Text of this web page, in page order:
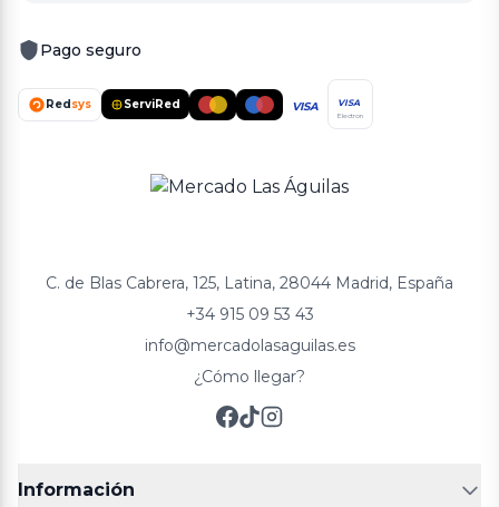
Pago seguro
Redsys ServiRed VISA VISA
Electron
C. de Blas Cabrera, 125, Latina, 28044 Madrid, España
+34 915 09 53 43
info@mercadolasaguilas.es
¿Cómo llegar?
Información